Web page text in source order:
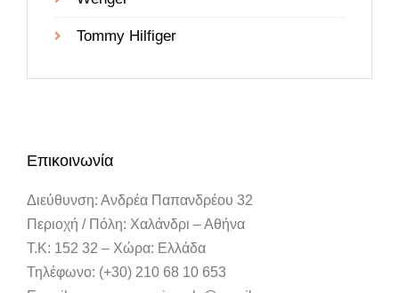
Tommy Hilfiger
Επικοινωνία
Διεύθυνση: Ανδρέα Παπανδρέου 32
Περιοχή / Πόλη: Χαλάνδρι – Αθήνα
Τ.Κ: 152 32 – Χώρα: Ελλάδα
Τηλέφωνο: (+30) 210 68 10 653